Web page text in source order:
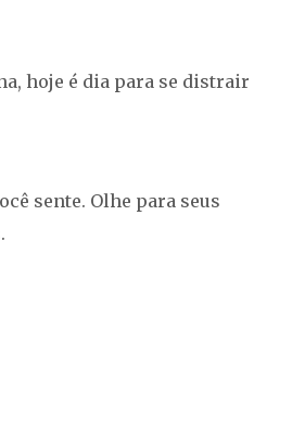
hoje é dia para se distrair
sente. Olhe para seus